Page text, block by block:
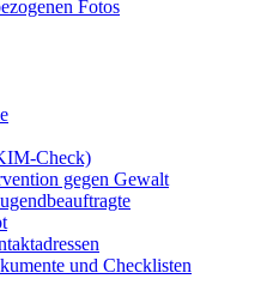
Fotos
Check)
gegen Gewalt
und Checklisten